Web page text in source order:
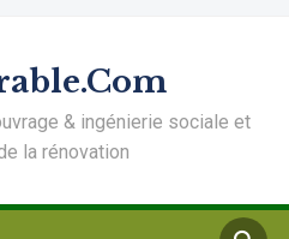
& ingénierie sociale et
la rénovation